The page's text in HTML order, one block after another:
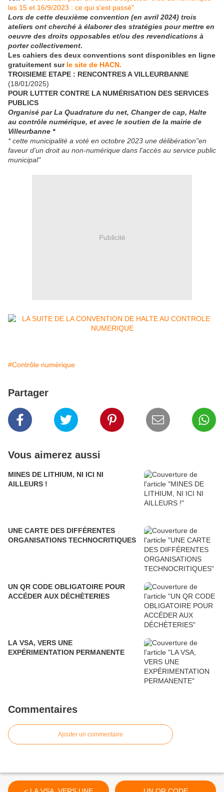
les 15 et 16/9/2023 : ce qui s'est passé"
Lors de cette deuxième convention (en avril 2024) trois
ateliers ont cherché à élaborer des stratégies pour mettre en
oeuvre des droits opposables et/ou des revendications à
porter collectivement.
Les cahiers des deux conventions sont disponibles en ligne
gratuitement sur le site de HACN.
TROISIEME ETAPE : RENCONTRES A VILLEURBANNE
(18/01/2025)
POUR LUTTER CONTRE LA NUMÉRISATION DES SERVICES
PUBLICS
Organisé par La Quadrature du net, Changer de cap, Halte
au contrôle numérique, et avec le soutien de la mairie de
Villeurbanne *
* cette municipalité a voté en octobre 2023 une délibération"en
faveur d'un droit au non-numérique dans l'accès au service public
municipal"
Publicité
#Contrôle numérique
Partager
Vous aimerez aussi
MINES DE LITHIUM, NI ICI NI
AILLEURS !
UNE CARTE DES DIFFÉRENTES
ORGANISATIONS TECHNOCRITIQUES
UN QR CODE OBLIGATOIRE POUR
ACCÉDER AUX DÉCHÈTERIES
LA VSA, VERS UNE
EXPÉRIMENTATION PERMANENTE
Commentaires
Ajouter un commentaire